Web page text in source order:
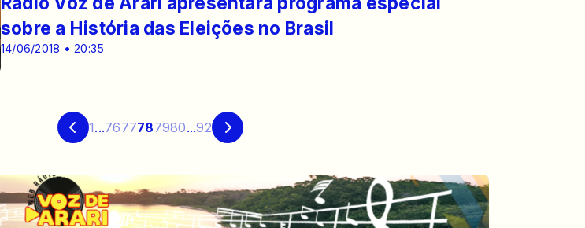
14/06/2018 • 20:35
sobre a História das Eleições no Brasil
1...7677787980...92